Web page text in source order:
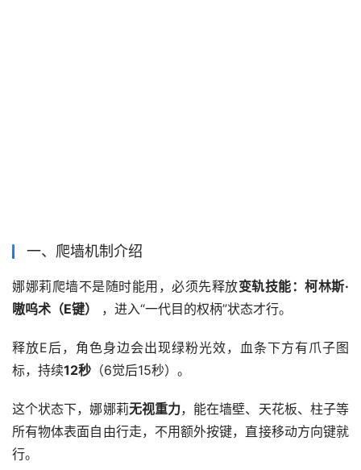
一、爬墙机制介绍
娜娜莉爬墙不是随时能用，必须先释放变轨技能：柯林斯·
嗷呜术（E键）
，进入“一代目的权柄”状态才行。
释放E后，角色身边会出现绿粉光效，血条下方有爪子图
标，持续12秒 （6觉后15秒）。
这个状态下，娜娜莉无视重力，能在墙壁、天花板、柱子等
所有物体表面自由行走，不用额外按键，直接移动方向键就
行。